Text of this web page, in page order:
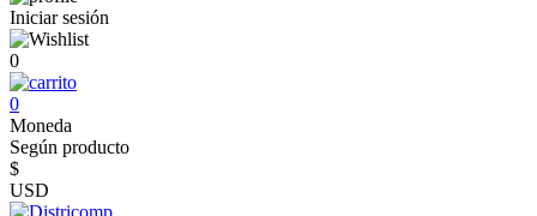
Iniciar sesión
0
0
Moneda
Según producto
$
USD